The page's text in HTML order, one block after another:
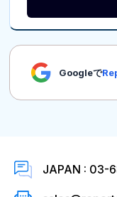
Googleで
JAPAN : 03-